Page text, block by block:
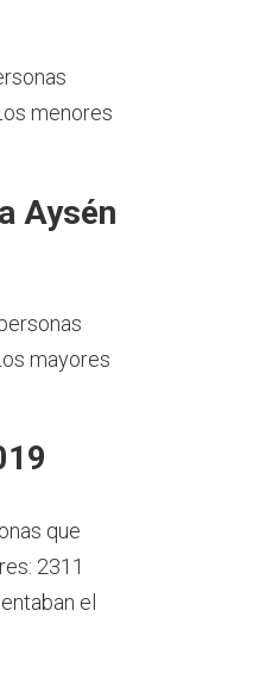
menores
Aysén
mayores
que
2311
el